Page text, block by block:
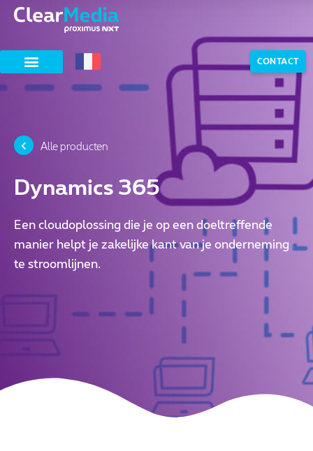
CONTACT
Alle producten
Dynamics 365
Een cloudoplossing die je op een doeltreffende
manier helpt je zakelijke kant van je onderneming
te stroomlijnen.